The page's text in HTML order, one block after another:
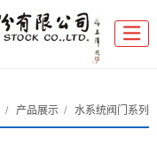
产品展示 水系统阀门系列